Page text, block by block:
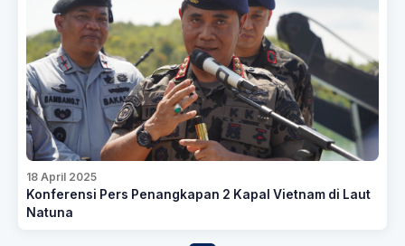
18 April 2025
Konferensi Pers Penangkapan 2 Kapal Vietnam di Laut
Natuna